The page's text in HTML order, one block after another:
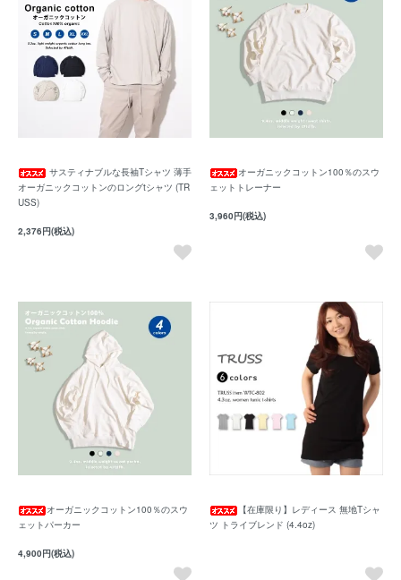
サスティナブルな長袖Tシャツ 薄手
オーガニックコットンのロングtシャツ (TR
USS)
2,376円(税込)
オーガニックコットン100％のスウ
ェットトレーナー
3,960円(税込)
オーガニックコットン100％のスウ
ェットパーカー
4,900円(税込)
【在庫限り】レディース 無地Tシャ
ツ トライブレンド (4.4oz)